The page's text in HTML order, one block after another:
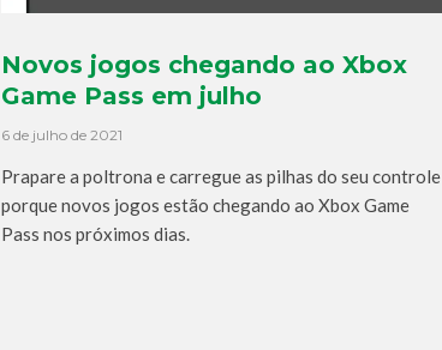
Novos jogos chegando ao Xbox
Game Pass em julho
6 de julho de 2021
Prapare a poltrona e carregue as pilhas do seu controle
porque novos jogos estão chegando ao Xbox Game
Pass nos próximos dias.